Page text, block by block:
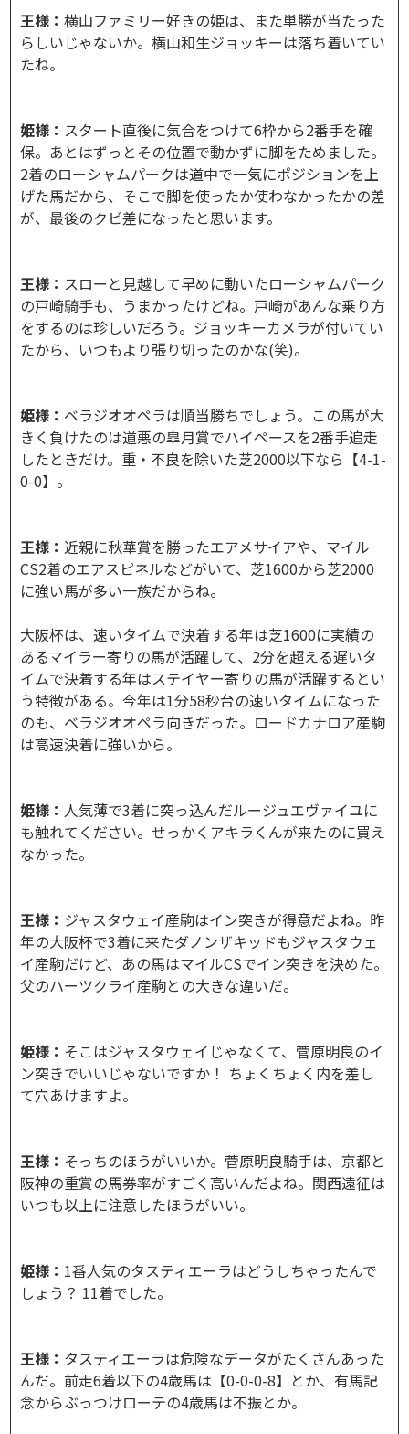
王様：横山ファミリー好きの姫は、また単勝が当たった
らしいじゃないか。横山和生ジョッキーは落ち着いてい
たね。
姫様： スタート直後に気合をつけて6枠から2番手を確
保。あとはずっとその位置で動かずに脚をためました。
2着のローシャムパークは道中で一気にポジションを上
げた馬だから、そこで脚を使ったか使わなかったかの差
が、最後のクビ差になったと思います。
王様： スローと見越して早めに動いたローシャムパーク
の戸崎騎手も、うまかったけどね。戸崎があんな乗り方
をするのは珍しいだろう。ジョッキーカメラが付いてい
たから、いつもより張り切ったのかな(笑)。
姫様： ベラジオオペラは順当勝ちでしょう。この馬が大
きく負けたのは道悪の皐月賞でハイペースを2番手追走
したときだけ。重・不良を除いた芝2000以下なら【4-1-
0-0】。
王様：近親に秋華賞を勝ったエアメサイアや、マイル
CS2着のエアスピネルなどがいて、芝1600から芝2000
に強い馬が多い一族だからね。
大阪杯は、速いタイムで決着する年は芝1600に実績の
あるマイラー寄りの馬が活躍して、2分を超える遅いタ
イムで決着する年はステイヤー寄りの馬が活躍するとい
う特徴がある。今年は1分58秒台の速いタイムになった
のも、ベラジオオペラ向きだった。ロードカナロア産駒
は高速決着に強いから。
姫様： 人気薄で3着に突っ込んだルージュエヴァイユに
も触れてください。せっかくアキラくんが来たのに買え
なかった。
王様： ジャスタウェイ産駒はイン突きが得意だよね。昨
年の大阪杯で3着に来たダノンザキッドもジャスタウェ
イ産駒だけど、あの馬はマイルCSでイン突きを決めた。
父のハーツクライ産駒との大きな違いだ。
姫様： そこはジャスタウェイじゃなくて、菅原明良のイ
ン突きでいいじゃないですか！ ちょくちょく内を差し
て穴あけますよ。
王様： そっちのほうがいいか。菅原明良騎手は、京都と
阪神の重賞の馬券率がすごく高いんだよね。関西遠征は
いつも以上に注意したほうがいい。
姫様： 1番人気のタスティエーラはどうしちゃったんで
しょう？ 11着でした。
王様： タスティエーラは危険なデータがたくさんあった
んだ。前走6着以下の4歳馬は【0-0-0-8】とか、有馬記
念からぶっつけローテの4歳馬は不振とか。